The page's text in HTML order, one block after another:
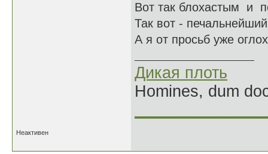
Вот так блохастым и
Так вот -
А я от просьб уже
Дикая плоть
Homines, dum
Неактивен